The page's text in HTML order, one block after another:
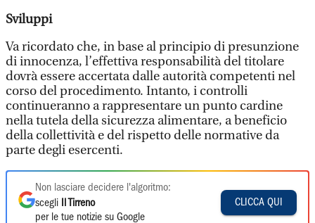
Sviluppi
Va ricordato che, in base al principio di presunzione
di innocenza, l’effettiva responsabilità del titolare
dovrà essere accertata dalle autorità competenti nel
corso del procedimento. Intanto, i controlli
continueranno a rappresentare un punto cardine
nella tutela della sicurezza alimentare, a beneficio
della collettività e del rispetto delle normative da
parte degli esercenti.
Non lasciare decidere l'algoritmo:
scegli
Il Tirreno
per le tue notizie su Google
CLICCA QUI